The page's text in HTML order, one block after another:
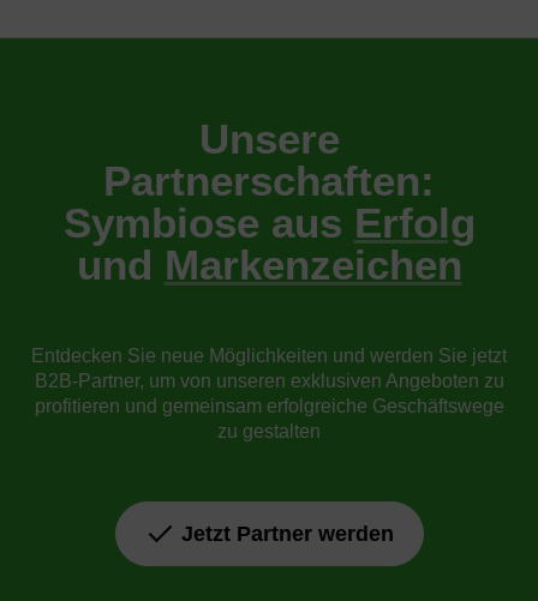
Unsere
Partnerschaften:
Symbiose aus Erfolg
und Markenzeichen
Entdecken Sie neue Möglichkeiten und werden Sie jetzt
B2B-Partner, um von unseren exklusiven Angeboten zu
profitieren und gemeinsam erfolgreiche Geschäftswege
zu gestalten
Jetzt Partner werden